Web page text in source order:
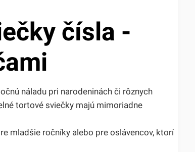
čísla -
náladu pri narodeninách či rôznych
tortové sviečky majú mimoriadne
mladšie ročníky alebo pre oslávencov, ktorí